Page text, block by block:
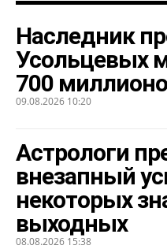
Наследник
Усольцевых
700
09.08.2026 10:20
Астрологи
внезапный
некоторых
выходных
08.08.2026 15:38